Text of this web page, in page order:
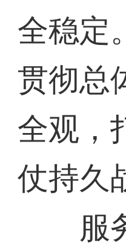
全稳定
贯彻总
全观，
仗持久
服务